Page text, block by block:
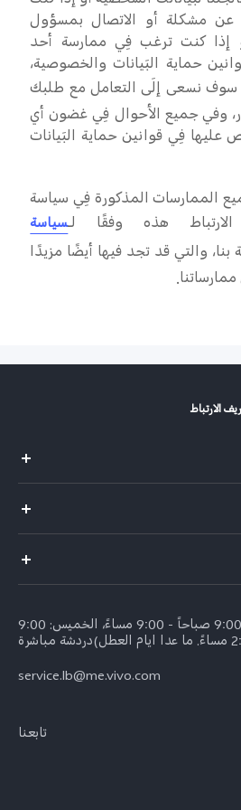
عن مشكلة أو الاتصال بمسؤول
إذا كنت ترغب فِي ممارسة أحد
حماية البَيانات والخصوصية،
سوف نسعى إلَى التعامل مع طلبك
وفي جميع الأحوال فِي غضون أي
فِي قوانين حماية البَيانات
الممارسات المذكورة فِي سياسة
هذه وفقًا لـسياسة
بنا، والتي قد تجد فيها أيضًا مزيدًا
الارتباط
(السبت - الأربعاء : 9:00 صباحاً - 9:00 مساءً، الخميس: 9:00
service.lb@me.vivo.com
تابعنا